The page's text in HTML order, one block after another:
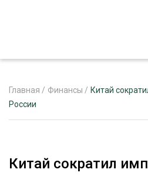
Главная / Финансы / Китай
России
Китай сократил